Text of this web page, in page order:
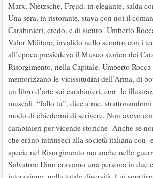
Marx, Nietzsche, Freud. in elegante, salda
Una sera, in ristorante, stava con noi il
Carabinieri, credo, e di sicuro Umberto
Valor Militare, invalido nello scontro con i
all’epoca presiedeva il Museo storico dei
Risorgimento, nella Capitale. Umberto
memorizzano le vicissitudini dell’Arma, di
un libro d’arte sui carabinieri, con le
museali, “fallo tu”, dice a me,
modo di chiedermi di scrivere. Non avevo
carabinieri per vicende storiche- Anche se
che erano intrinseci alla società italiana con
specie nel Risorgimento ma anche nelle
Salvatore Dino eravamo una persona in due